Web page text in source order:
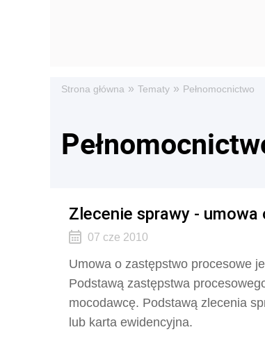
Strona główna » Tematy » Pełnomocnictwo
Zlecenie sprawy -
07 cze 2010
Umowa o zastępstwo procesowe
Podstawą zastępstwa
mocodawcę. Podstawą zlecenia
lub karta ewidencyjna.